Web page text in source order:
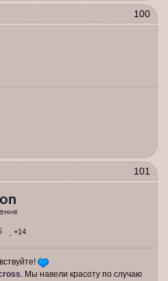
100
101
+14
. Мы навели красоту по случаю